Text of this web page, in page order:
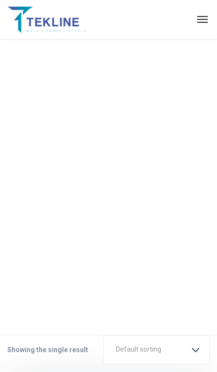
Showing the single result Default sorting